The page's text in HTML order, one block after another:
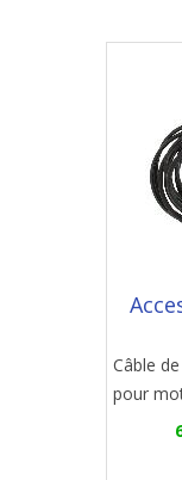
Câble
pour